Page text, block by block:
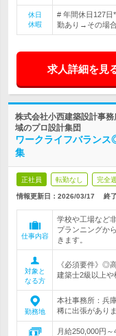
休日
休暇
# 年間休日127
勤あり→その場
求人詳細を見
株式会社小西建築設計事
域のプロ設計集団
ワークライフバラン
集
正社員 転勤なし 完全
情報更新日：2026/03/17 終
仕事内容
学校や工場など
プランニングか
きます。
対象と
なる方
《必須要件》◎
建築士2級以上や
勤務地
本社事務所：兵
稀に出張があり
月給250,000円